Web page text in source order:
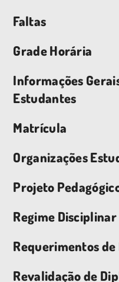
Faltas
Grade Horária
Informações
Estudantes
Matrícula
Organizações
Projeto
Regime Disciplinar
Requerimentos
Revalidação de